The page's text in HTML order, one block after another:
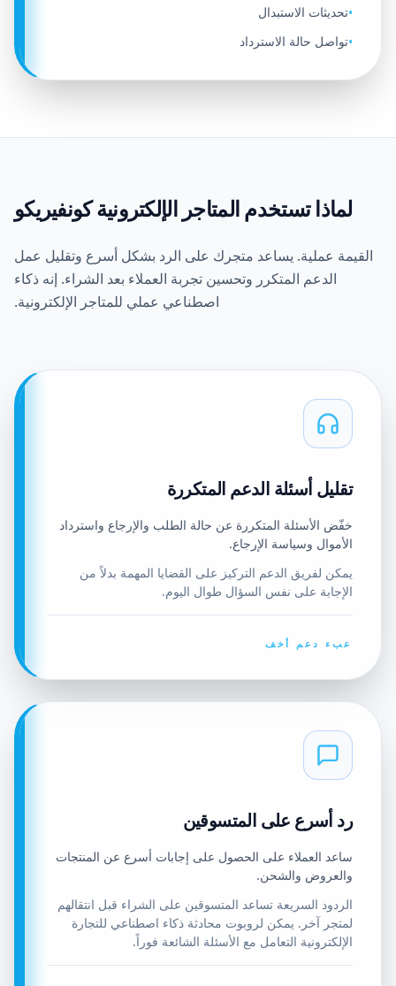
•تحديثات الاستبدال
•تواصل حالة الاسترداد
لماذا تستخدم المتاجر الإلكترونية كونفيريكو
القيمة عملية. يساعد متجرك على الرد بشكل أسرع وتقليل عمل
الدعم المتكرر وتحسين تجربة العملاء بعد الشراء. إنه ذكاء
اصطناعي عملي للمتاجر الإلكترونية.
تقليل أسئلة الدعم المتكررة
خفّض الأسئلة المتكررة عن حالة الطلب والإرجاع واسترداد
الأموال وسياسة الإرجاع.
يمكن لفريق الدعم التركيز على القضايا المهمة بدلاً من
الإجابة على نفس السؤال طوال اليوم.
عبء دعم أخف
رد أسرع على المتسوقين
ساعد العملاء على الحصول على إجابات أسرع عن المنتجات
والعروض والشحن.
الردود السريعة تساعد المتسوقين على الشراء قبل انتقالهم
لمتجر آخر. يمكن لروبوت محادثة ذكاء اصطناعي للتجارة
الإلكترونية التعامل مع الأسئلة الشائعة فوراً.